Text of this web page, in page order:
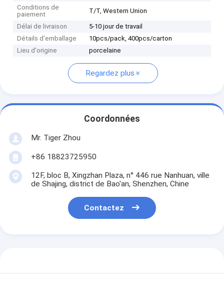
Conditions de
paiement
T/T, Western Union
Délai de livraison
5-10 jour de travail
Détails d'emballage
10pcs/pack, 400pcs/carton
Lieu d'origine
porcelaine
Regardez plus
Coordonnées
Mr. Tiger Zhou
+86 18823725950
12F, bloc B, Xingzhan Plaza, n° 446 rue Nanhuan, ville
de Shajing, district de Bao'an, Shenzhen, Chine
Contactez